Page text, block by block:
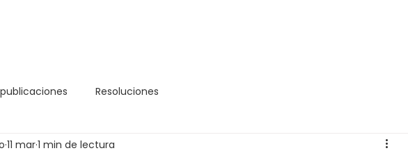
Resoluciones
11 mar1 min de lectura